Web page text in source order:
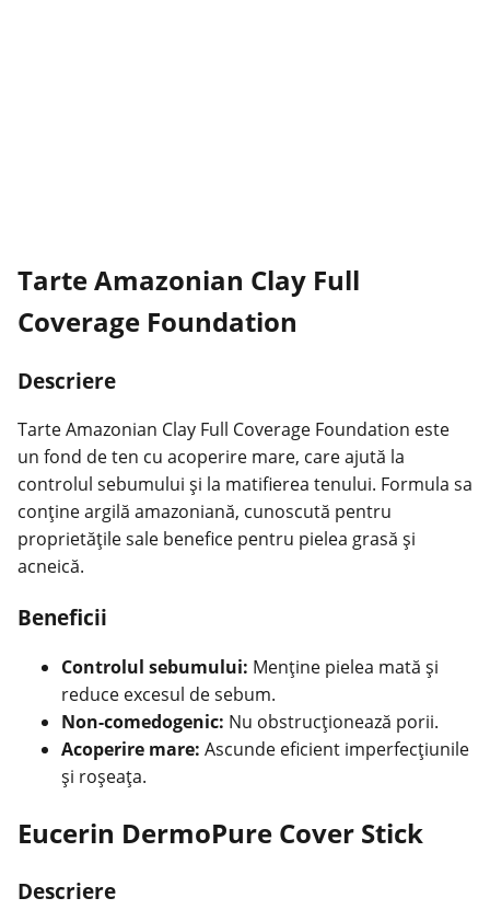
Tarte Amazonian Clay Full
Coverage Foundation
Descriere
Tarte Amazonian Clay Full Coverage Foundation este
un fond de ten cu acoperire mare, care ajută la
controlul sebumului și la matifierea tenului. Formula sa
conține argilă amazoniană, cunoscută pentru
proprietățile sale benefice pentru pielea grasă și
acneică.
Beneficii
Controlul sebumului: Menține pielea mată și
reduce excesul de sebum.
Non-comedogenic: Nu obstrucționează porii.
Acoperire mare: Ascunde eficient imperfecțiunile
și roșeața.
Eucerin DermoPure Cover Stick
Descriere